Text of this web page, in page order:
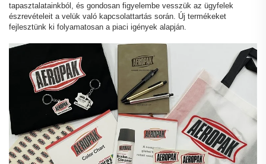
tapasztalatainkból, és gondosan figyelembe vesszük az ügyfelek
észrevételeit a velük való kapcsolattartás során. Új termékeket
fejlesztünk ki folyamatosan a piaci igények alapján.